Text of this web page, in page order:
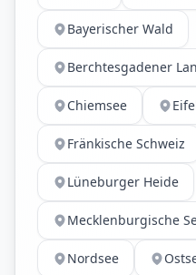
Bayerischer Wald
Berchtesgadener
Chiemsee
Fränkische Schweiz
Lüneburger Heide
Mecklenburgische
Nordsee